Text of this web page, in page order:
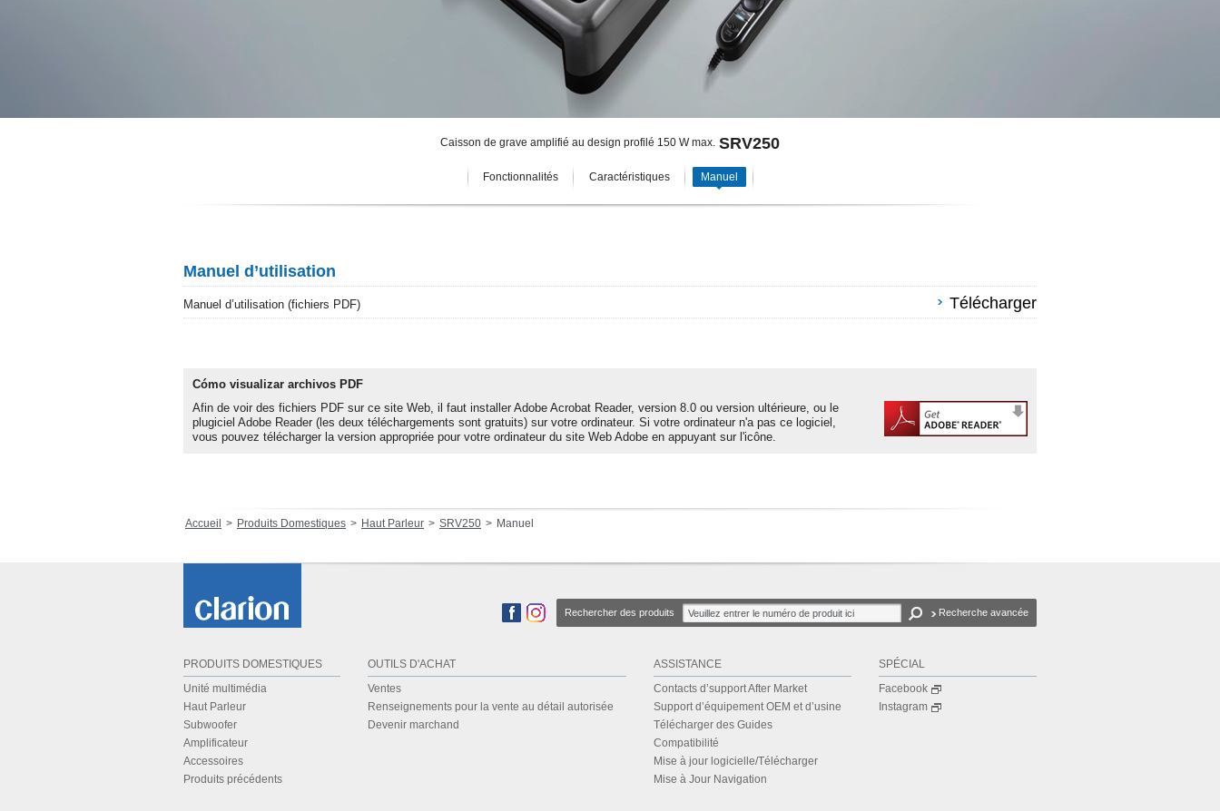
Caisson de grave amplifié au design profilé 150 W max. SRV250
Fonctionnalités Caractéristiques Manuel
Manuel d’utilisation
Manuel d’utilisation (fichiers PDF) Télécharger
Cómo visualizar archivos PDF
Afin de voir des fichiers PDF sur ce site Web, il faut installer Adobe Acrobat Reader, version 8.0 ou version ultérieure, ou le
plugiciel Adobe Reader (les deux téléchargements sont gratuits) sur votre ordinateur. Si votre ordinateur n'a pas ce logiciel,
vous pouvez télécharger la version appropriée pour votre ordinateur du site Web Adobe en appuyant sur l'icône.
Accueil Produits Domestiques Haut Parleur SRV250 Manuel
Rechercher des produits Recherche avancée
PRODUITS DOMESTIQUES
Unité multimédia
Haut Parleur
Subwoofer
Amplificateur
Accessoires
Produits précédents
OUTILS D'ACHAT
Ventes
Renseignements pour la vente au détail autorisée
Devenir marchand
ASSISTANCE
Contacts d’support After Market
Support d’équipement OEM et d’usine
Télécharger des Guides
Compatibilité
Mise à jour logicielle/Télécharger
Mise à Jour Navigation
SPÉCIAL
Facebook
Instagram